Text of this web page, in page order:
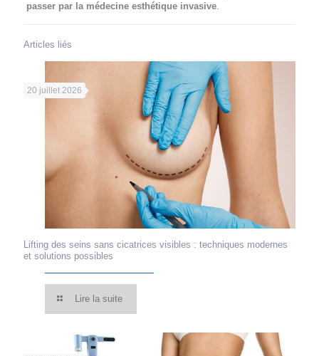
passer par la médecine esthétique invasive.
Articles liés
20 juillet 2026
Lifting des seins sans cicatrices visibles : techniques modernes
et solutions possibles
Lire la suite